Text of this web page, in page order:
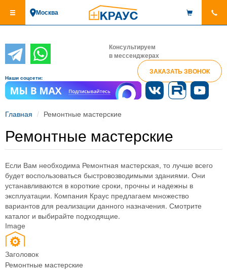
основному
Москва
Консультируем
в мессенджерах
ЗАКАЗАТЬ ЗВОНОК
Наши соцсети:
Главная Ремонтные мастерские
Ремонтные мастерские
Если Вам необходима Ремонтная мастерская, то лучше всего
будет воспользоваться быстровозводимыми зданиями. Они
устанавливаются в короткие сроки, прочны и надежны в
эксплуатации. Компания Краус предлагаем множество
вариантов для реализации данного назначения. Смотрите
каталог и выбирайте подходящие.
Image
Заголовок
Ремонтные мастерские